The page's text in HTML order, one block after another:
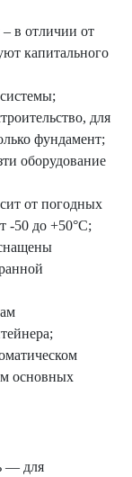
в отличии от
капитального
для
фундамент;
оборудование
от погодных
-50 до +50°С;
основных
— для